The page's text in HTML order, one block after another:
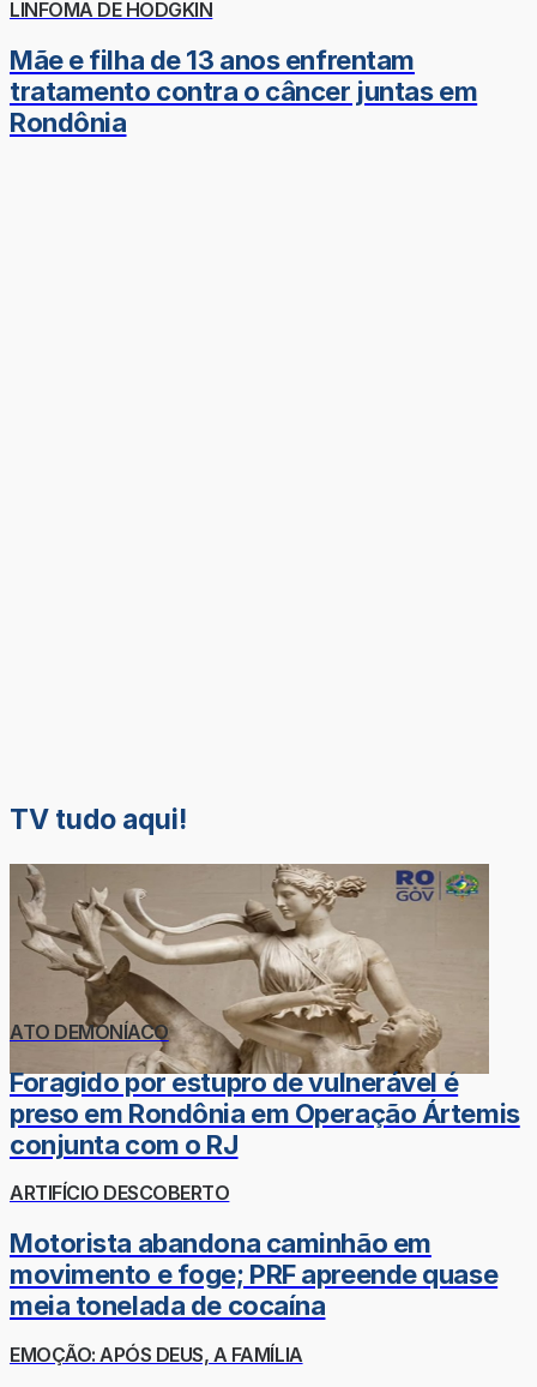
LINFOMA DE HODGKIN
Mãe e filha de 13 anos enfrentam
tratamento contra o câncer juntas em
Rondônia
TV tudo aqui!
ATO DEMONÍACO
Foragido por estupro de vulnerável é
preso em Rondônia em Operação Ártemis
conjunta com o RJ
ARTIFÍCIO DESCOBERTO
Motorista abandona caminhão em
movimento e foge; PRF apreende quase
meia tonelada de cocaína
EMOÇÃO: APÓS DEUS, A FAMÍLIA